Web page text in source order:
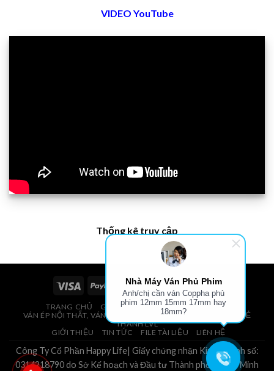
VIDEO YouTube
Thống kê truy cập
TRANG CHỦ
GIÁ VÁN PHỦ PHIM, VÁN COPPHA
VÁN ÉP NỘI THẤT, VÁN ÉP BAO BÌ, VÁN SOFA, PALLETS, VÁN SẺ
THANH LVL
GIỚI THIỆU
TIN TỨC FILE TÀI LIỆU LIÊN HỆ
Công Ty Cổ Phần Happy Life| Giấy chứng nhận Kinh Doanh số:
0314218790 do Sở Kế hoạch và Đầu tư Thành phố Hồ Chí Minh
Nhà Máy Ván Phủ Phim
Anh/chị cần ván Coppha phủ
phim 12mm 15mm 17mm hay
18mm?